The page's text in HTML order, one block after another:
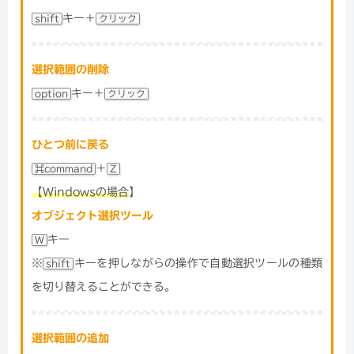
shift キー＋ クリック
選択範囲の削除
option キー＋ クリック
ひとつ前に戻る
⌘command ＋ Z
【Windowsの場合】
オブジェクト選択ツール
W キー
※ shift キーを押しながらの操作で自動選択ツールの種類
を切り替えることができる。
選択範囲の追加